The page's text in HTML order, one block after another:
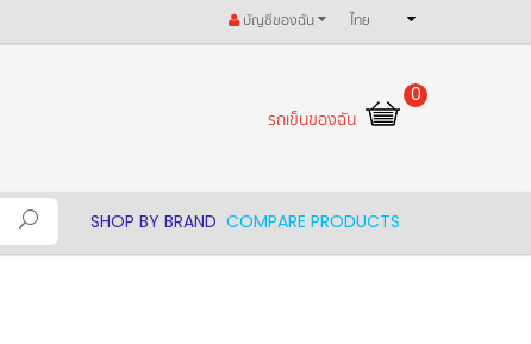
ไทย
บัญชีของฉัน
รถเข็นของฉัน
0
SHOP BY BRAND COMPARE PRODUCTS